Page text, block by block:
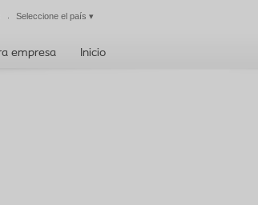
Cerrar
Seleccione el país ▾
empresa Inicio